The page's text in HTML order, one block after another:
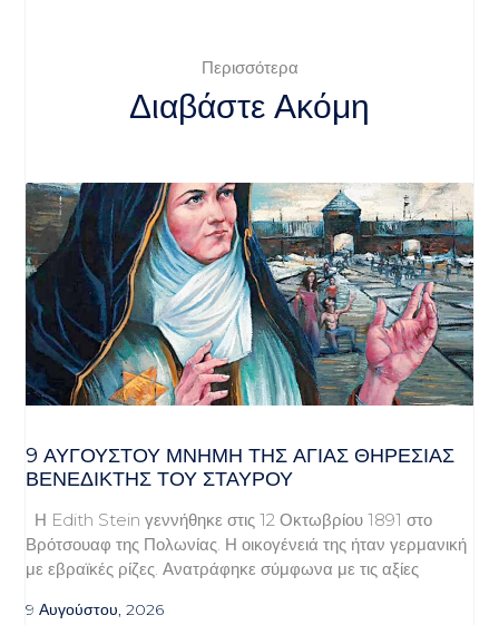
Περισσότερα
Διαβάστε Ακόμη
9 ΑΥΓΟΥΣΤΟΥ ΜΝΗΜΗ ΤΗΣ ΑΓΙΑΣ ΘΗΡΕΣΙΑΣ
ΒΕΝΕΔΙΚΤΗΣ ΤΟΥ ΣΤΑΥΡΟΥ
Η Edith Stein γεννήθηκε στις 12 Οκτωβρίου 1891 στο
Βρότσουαφ της Πολωνίας. Η οικογένειά της ήταν γερμανική
με εβραϊκές ρίζες. Ανατράφηκε σύμφωνα με τις αξίες
9 Αυγούστου, 2026